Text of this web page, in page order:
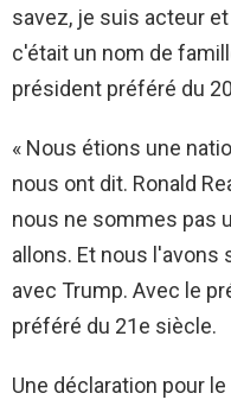
savez, je suis acteur
c'était un nom de
président préféré du
« Nous étions une
nous ont dit. Ronald
nous ne sommes pas
allons. Et nous l'avons
avec Trump. Avec le
préféré du 21e siècle.
Une déclaration pour